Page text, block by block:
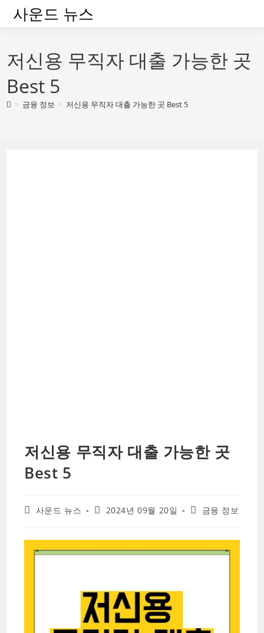
사운드 뉴스
저신용 무직자 대출 가능한 곳
Best 5
> 금융 정보 > 저신용 무직자 대출 가능한 곳 Best 5
저신용 무직자 대출 가능한 곳
Best 5
Post사운드 뉴스
Post2024년 09월 20일
Post금융 정보